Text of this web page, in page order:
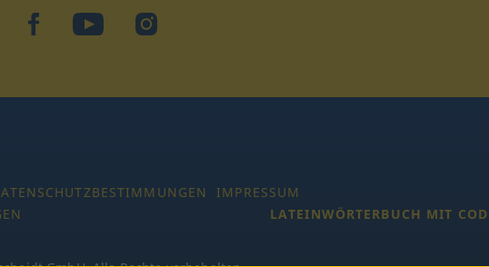
facebookYouTubeInstagram
IMPRESSUM
LATEINWÖRTERBUCH MIT